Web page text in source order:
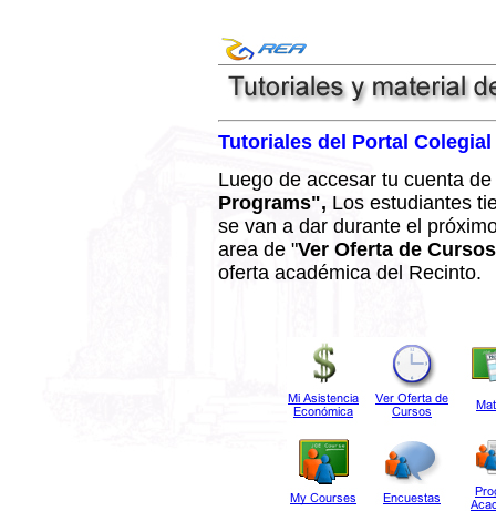
Tutoriales del Portal Colegial
Luego de accesar tu cuenta
Programs", Los estudiantes
se van a dar durante el
area de "Ver Oferta de Cursos
oferta académica del Recinto.